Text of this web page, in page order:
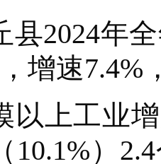
年全
增速7.4%
工业增
10.1%）